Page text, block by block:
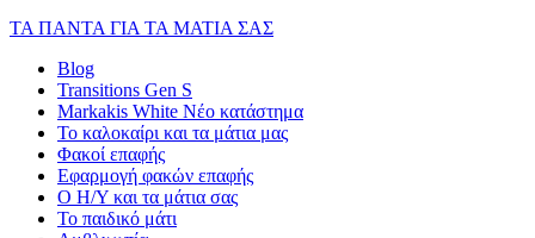
ΤΑ ΠΑΝΤΑ ΓΙΑ ΤΑ ΜΑΤΙΑ ΣΑΣ
Blog
Transitions Gen S
Markakis White Νέο κατάστημα
Το καλοκαίρι και τα μάτια μας
Φακοί επαφής
Εφαρμογή φακών επαφής
Ο Η/Υ και τα μάτια σας
Το παιδικό μάτι